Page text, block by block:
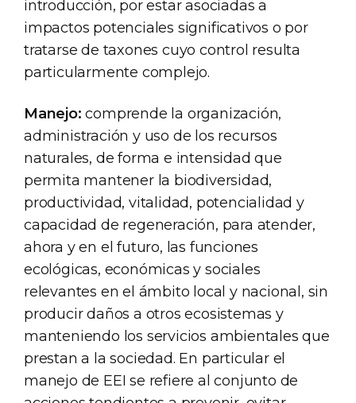
introducción, por estar asociadas a
impactos potenciales significativos o por
tratarse de taxones cuyo control resulta
particularmente complejo.
Manejo: comprende la organización,
administración y uso de los recursos
naturales, de forma e intensidad que
permita mantener la biodiversidad,
productividad, vitalidad, potencialidad y
capacidad de regeneración, para atender,
ahora y en el futuro, las funciones
ecológicas, económicas y sociales
relevantes en el ámbito local y nacional, sin
producir daños a otros ecosistemas y
manteniendo los servicios ambientales que
prestan a la sociedad. En particular el
manejo de EEI se refiere al conjunto de